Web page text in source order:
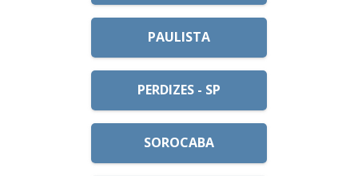
PAULISTA
PERDIZES - SP
SOROCABA